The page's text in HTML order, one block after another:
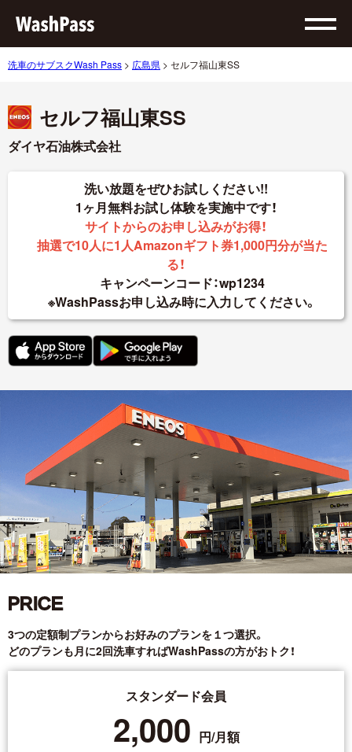
洗車のサブスクWash Pass > 広島県 > セルフ福山東SS
セルフ福山東SS
ダイヤ石油株式会社
洗い放題をぜひお試しください!!
1ヶ月無料お試し体験を実施中です！
サイトからのお申し込みがお得！
抽選で10人に1人Amazonギフト券1,000円分が当た
る！
キャンペーンコード：wp1234
※WashPassお申し込み時に入力してください。
PRICE
3つの定額制プランからお好みのプランを１つ選択。
どのプランも月に2回洗車すればWashPassの方がおトク！
スタンダード会員
2,000 円/月額